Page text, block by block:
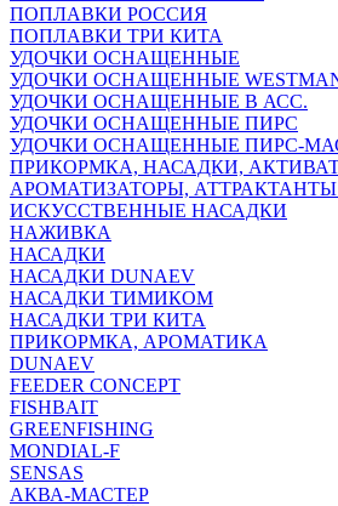
ПОПЛАВКИ РОССИЯ
ПОПЛАВКИ ТРИ КИТА
УДОЧКИ ОСНАЩЕННЫЕ
УДОЧКИ ОСНАЩЕННЫЕ
УДОЧКИ ОСНАЩЕННЫЕ В АСС.
УДОЧКИ ОСНАЩЕННЫЕ ПИРС
УДОЧКИ ОСНАЩЕННЫЕ ПИРС-
ПРИКОРМКА, НАСАДКИ,
АРОМАТИЗАТОРЫ, АТТРАКТАНТЫ
ИСКУССТВЕННЫЕ НАСАДКИ
НАЖИВКА
НАСАДКИ
НАСАДКИ DUNAEV
НАСАДКИ ТИМИКОМ
НАСАДКИ ТРИ КИТА
ПРИКОРМКА, АРОМАТИКА
DUNAEV
FEEDER CONCEPT
FISHBAIT
GREENFISHING
MONDIAL-F
SENSAS
АКВА-МАСТЕР